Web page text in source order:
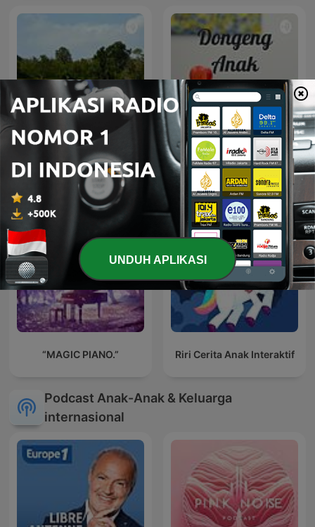
Umijourney - Read Aloud
Batam
Dongeng Anak
“MAGIC PIANO.” Riri Cerita Anak Interaktif
Podcast Anak-Anak & Keluarga
internasional
UNDUH APLIKASI